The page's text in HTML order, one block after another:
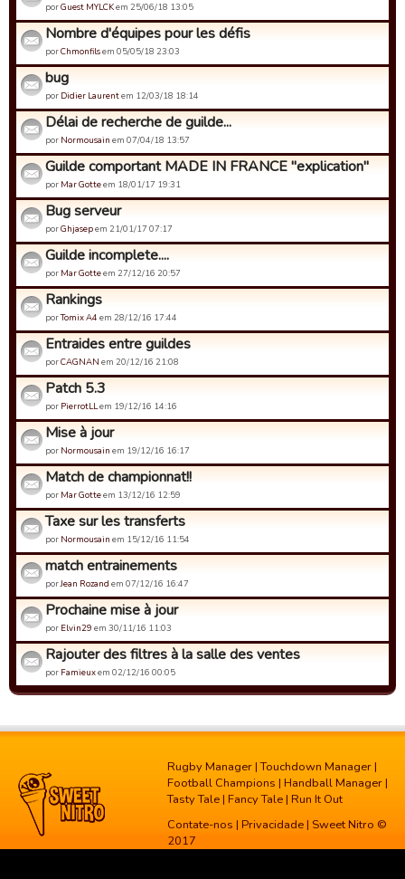
porGuest MYLCKem 25/06/18 13:05
Nombre d'équipes pour les défis
porChmonfilsem 05/05/18 23:03
bug
por Didier Laurentem 12/03/18 18:14
Délai de recherche de guilde...
por Normousain em 07/04/18 13:57
Guilde comportant MADE IN FRANCE "explication"
por Mar Gotteem 18/01/17 19:31
Bug serveur
porGhjasepem 21/01/17 07:17
Guilde incomplete....
por Mar Gotteem 27/12/16 20:57
Rankings
porTomix A4 em 28/12/16 17:44
Entraides entre guildes
porCAGNAN em 20/12/16 21:08
Patch 5.3
por PierrotLLem 19/12/16 14:16
Mise à jour
por Normousain em 19/12/16 16:17
Match de championnat!!
por Mar Gotteem 13/12/16 12:59
Taxe sur les transferts
por Normousain em 15/12/16 11:54
match entrainements
porJean Rozand em 07/12/16 16:47
Prochaine mise à jour
por Elvin29 em 30/11/16 11:03
Rajouter des filtres à la salle des ventes
por Famieuxem 02/12/16 00:05
Rugby Manager |Touchdown Manager |
Football Champions | Handball Manager |
Tasty Tale | Fancy Tale | Run It Out
Contate-nos | Privacidade | Sweet Nitro ©
2017